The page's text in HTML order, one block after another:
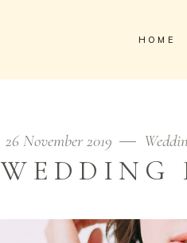
HOME
26 November 2019
WEDDING